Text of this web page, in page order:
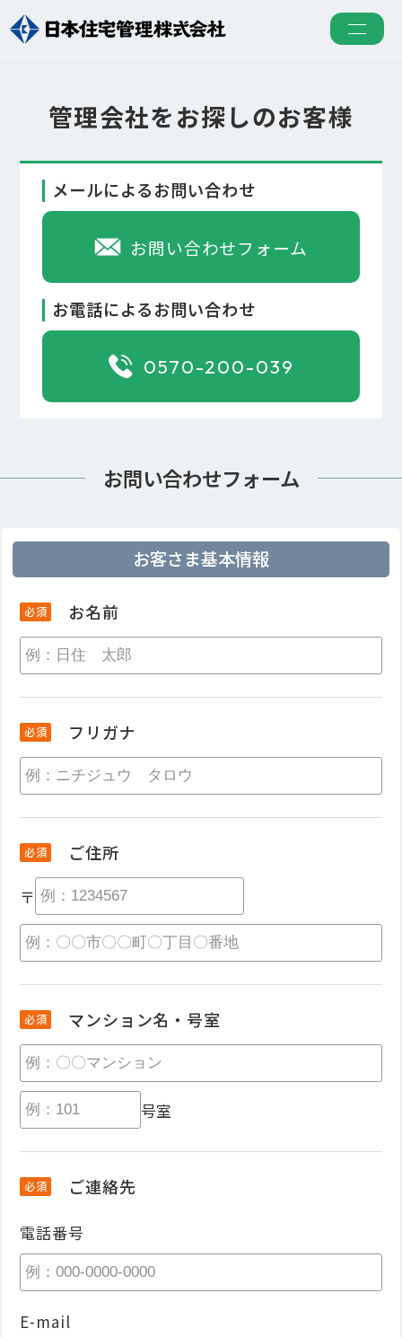
5つの強み
組合運営サポート
安心清掃サポート
緊急対応サポート
マンションにお住まいの方
居住者マイページ
「N-WEBサービス」
暮らしのコンシェルジュ
お問い合わせ
管理会社をお探しの方
日本住宅管理のマンション管理
管理会社変更の流れ
管理会社変更Q＆A
お客様の声
自主管理マンションの
採用情報
先輩社員の声
企業情報
管理会社をお探しのお客様​
メールによるお問い合わせ​
お問い合わせフォーム
お電話によるお問い合わせ
0570-200-039
お問い合わせフォーム
お客さま基本情報
お名前
必須
フリガナ
必須
ご住所
必須
〒
マンション名・号室
必須
号室
ご連絡先
必須
電話番号
E-mail